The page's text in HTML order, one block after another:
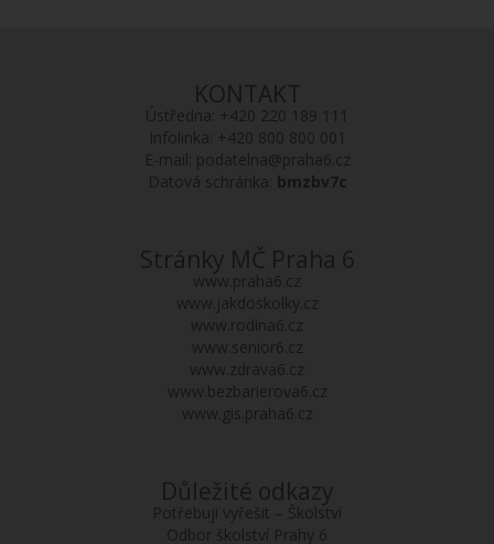
KONTAKT
Ústředna: +420 220 189 111
Infolinka: +420 800 800 001
E-mail: podatelna@praha6.cz
Datová schránka: bmzbv7c
Stránky MČ Praha 6
www.praha6.cz
www.jakdoskolky.cz
www.rodina6.cz
www.senior6.cz
www.zdrava6.cz
www.bezbarierova6.cz
www.gis.praha6.cz
Důležité odkazy
Potřebuji vyřešit – Školství
Odbor školství Prahy 6